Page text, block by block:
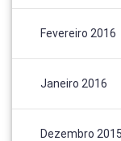
Fevereiro 2016
Janeiro 2016
Dezembro 2015